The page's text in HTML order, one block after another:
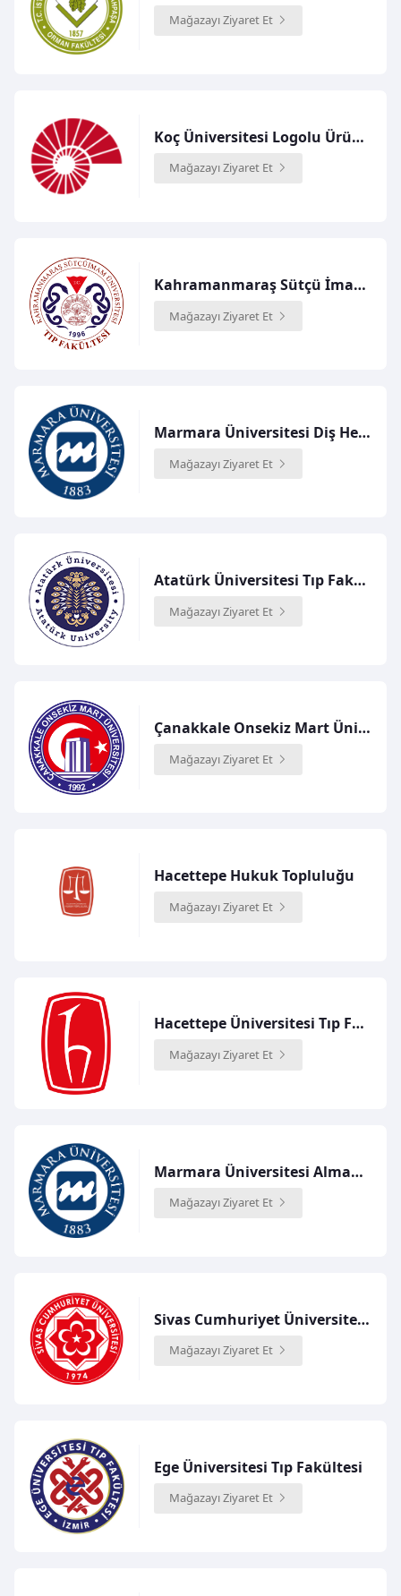
Mağazayı Ziyaret Et
Koç Üniversitesi Logolu Ürünler Mağazası
Mağazayı Ziyaret Et
Kahramanmaraş Sütçü İmam Üniversitesi Tıp Fakültesi
Mağazayı Ziyaret Et
Marmara Üniversitesi Diş Hekimliği Fakültesi
Mağazayı Ziyaret Et
Atatürk Üniversitesi Tıp Fakültesi
Mağazayı Ziyaret Et
Çanakkale Onsekiz Mart Üniversitesi Tıp Fakültesi
Mağazayı Ziyaret Et
Hacettepe Hukuk Topluluğu
Mağazayı Ziyaret Et
Hacettepe Üniversitesi Tıp Fakültesi
Mağazayı Ziyaret Et
Marmara Üniversitesi Almanca İşletme Bölümü
Mağazayı Ziyaret Et
Sivas Cumhuriyet Üniversitesi Tıp Fakültesi
Mağazayı Ziyaret Et
Ege Üniversitesi Tıp Fakültesi
Mağazayı Ziyaret Et